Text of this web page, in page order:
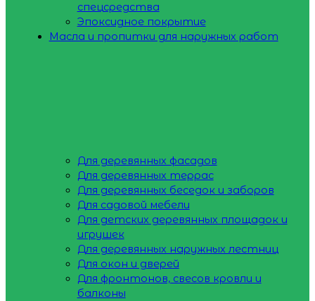
спецсредства
Эпоксидное покрытие
Масла и пропитки для наружных работ
Для деревянных фасадов
Для деревянных террас
Для деревянных беседок и заборов
Для садовой мебели
Для детских деревянных площадок и
игрушек
Для деревянных наружных лестниц
Для окон и дверей
Для фронтонов, свесов кровли и
балконы